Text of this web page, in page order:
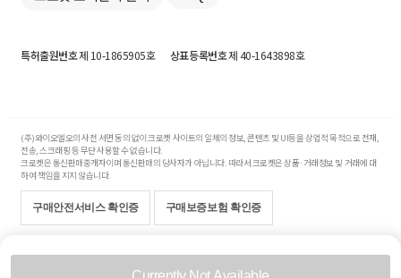
특허출원번호제 10-1865905호 상표등록번호제 40-1643898호
(주)와이오엘오의 사전 서면 동의 없이 크로켓 사이트의 일체의 정보, 콘텐츠 및 UI등을 상업적 목적으로 전재,
전송, 스크래핑 등 무단 사용할 수 없습니다.
크로켓은 통신판매중개자이며 통신판매의 당사자가 아닙니다. 따라서 크로켓은 상품·거래정보 및 거래에 대
하여 책임을 지지 않습니다.
구매안전서비스 확인증 구매보증보험 확인증